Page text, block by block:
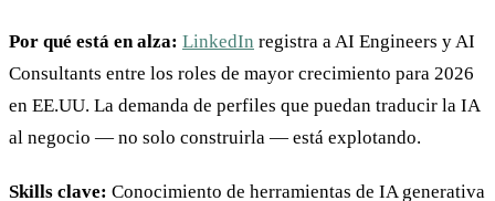
Por qué está en alza: LinkedIn registra a AI Engineers y AI
Consultants entre los roles de mayor crecimiento para 2026
en EE.UU. La demanda de perfiles que puedan traducir la IA
al negocio — no solo construirla — está explotando.
Skills clave: Conocimiento de herramientas de IA generativa